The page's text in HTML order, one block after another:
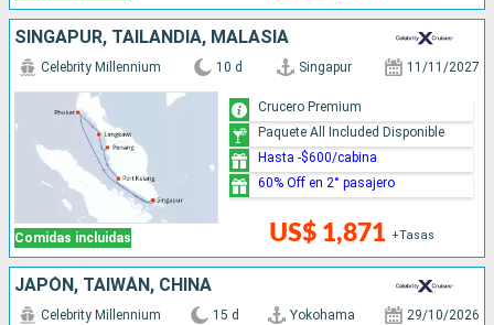
SINGAPUR, TAILANDIA, MALASIA
Comidas incluidas
Celebrity Millennium 10 d Singapur 11/11/2027
US$ 1,871 +Tasas
Crucero Premium
Paquete All Included Disponible
Hasta -$600/cabina
60% Off en 2° pasajero
JAPÓN, TAIWÁN, CHINA
Celebrity Millennium 15 d Yokohama 29/10/2026